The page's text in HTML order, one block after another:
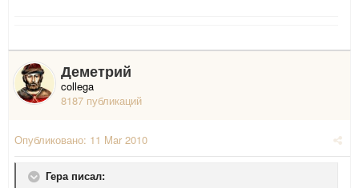
Деметрий
collega
8187 публикаций
Опубликовано: 11 Mar 2010
Гера писал: